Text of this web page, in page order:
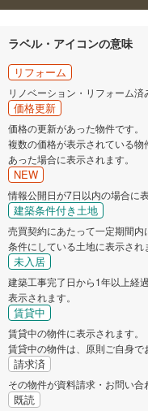
ラベル・アイコンの意味
リフォーム
リノベーション・リフォーム済
価格更新
価格の更新があった物件です。
複数の価格が表示されている
あった場合に表示されます。
NEW
情報公開日が7日以内の場合に
建築条件付き土地
売買契約にあたって一定期間
条件にしている土地に表示され
未入居
建築工事完了日から1年以上経
表示されます。
賃貸中
賃貸中の物件に表示されます。
賃貸中の物件は、原則ご自身で
請求済
その物件が資料請求・お問い合
既読